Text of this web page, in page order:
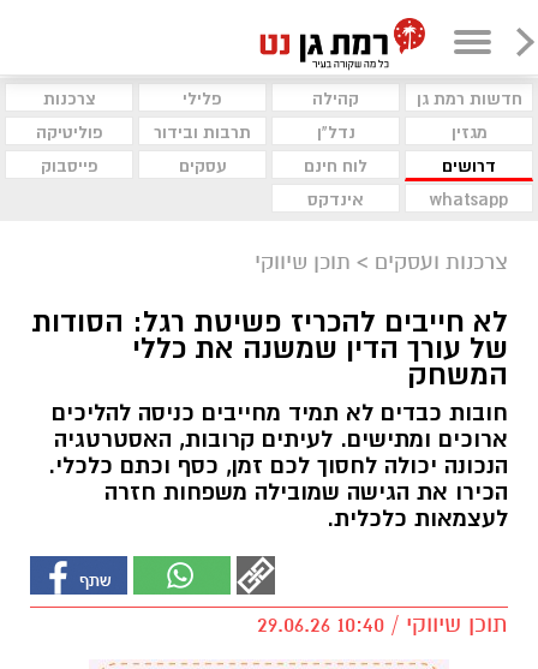
חדשות רמת גן קהילה פלילי
צרכנות
מגזין
נדל"ן תרבות ובידור
פוליטיקה
דרושים
לוח חינם עסקים
פייסבוק
whatsapp
אינדקס
צרכנות ועסקים > תוכן שיווקי
לא חייבים להכריז פשיטת רגל: הסודות
של עורך הדין שמשנה את כללי
המשחק
חובות כבדים לא תמיד מחייבים כניסה להליכים
ארוכים ומתישים. לעיתים קרובות, האסטרטגיה
הנכונה יכולה לחסוך לכם זמן, כסף וכתם כלכלי.
הכירו את הגישה שמובילה משפחות חזרה
לעצמאות כלכלית.
תוכן שיווקי / 10:40 29.06.26